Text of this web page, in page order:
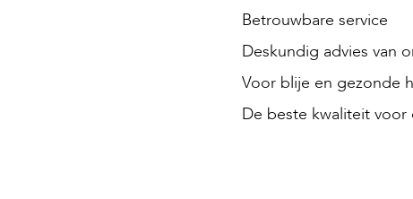
Betrouwbare service
Deskundig advies van
Voor blije en gezonde
De beste kwaliteit voor